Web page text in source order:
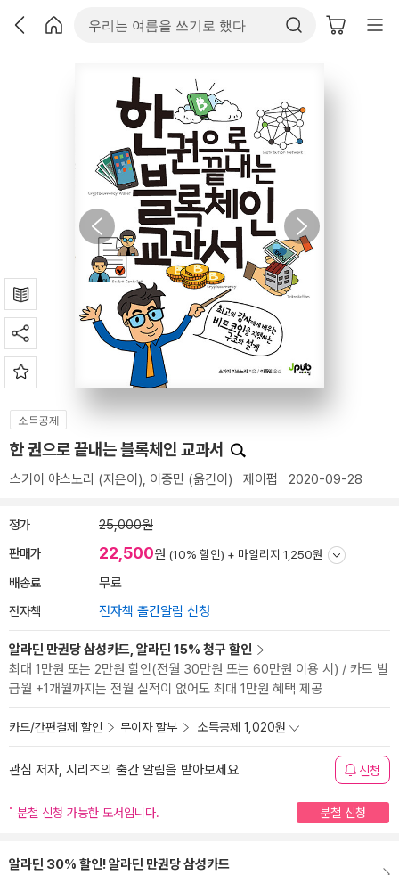
소득공제
한 권으로 끝내는 블록체인 교과서
스기이 야스노리 (지은이), 이중민 (옮긴이) 제이펍 2020-09-28
정가 25,000원
판매가 22,500원 (10% 할인) + 마일리지 1,250원
배송료 무료
전자책 전자책 출간알림 신청
알라딘 만권당 삼성카드, 알라딘 15% 청구 할인
최대 1만원 또는 2만원 할인(전월 30만원 또는 60만원 이용 시) / 카드 발
급월 +1개월까지는 전월 실적이 없어도 최대 1만원 혜택 제공
카드/간편결제 할인 무이자 할부 소득공제 1,020원
관심 저자, 시리즈의 출간 알림을 받아보세요 신청
분철 신청 가능한 도서입니다. 분철 신청
알라딘 30% 할인! 알라딘 만권당 삼성카드